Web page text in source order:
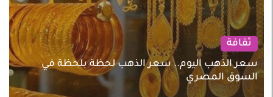
ثقافة
سعر الذهب اليوم.. سعر الذهب لحظة بلحظة في
السوق المصري